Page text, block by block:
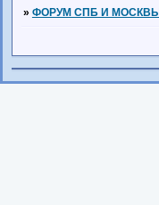
» ФОРУМ СПБ И МОСКВЫ